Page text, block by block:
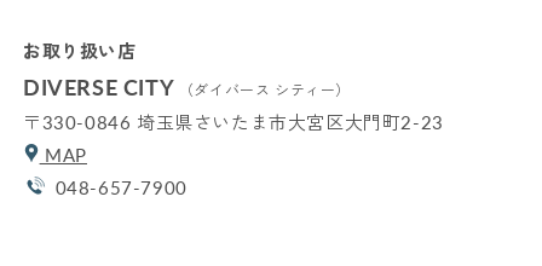
お取り扱い店
DIVERSE CITY （ダイバース シティー）
〒330-0846 埼玉県さいたま市大宮区大門町2-23
MAP
048-657-7900